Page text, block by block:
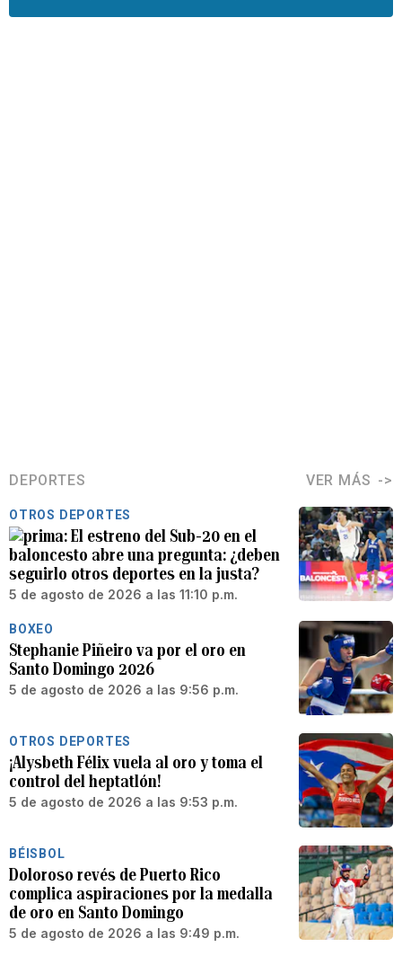
DEPORTES VER MÁS
OTROS DEPORTES
El estreno del Sub-20 en el
baloncesto abre una pregunta: ¿deben
seguirlo otros deportes en la justa?
5 de agosto de 2026 a las 11:10 p.m.
BOXEO
Stephanie Piñeiro va por el oro en
Santo Domingo 2026
5 de agosto de 2026 a las 9:56 p.m.
OTROS DEPORTES
¡Alysbeth Félix vuela al oro y toma el
control del heptatlón!
5 de agosto de 2026 a las 9:53 p.m.
BÉISBOL
Doloroso revés de Puerto Rico
complica aspiraciones por la medalla
de oro en Santo Domingo
5 de agosto de 2026 a las 9:49 p.m.